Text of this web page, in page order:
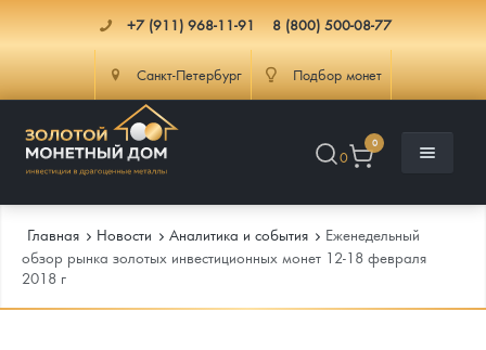
+7 (911) 968-11-91 8 (800) 500-08-77
Санкт-Петербург Подбор монет
0
0
Каталог
Главная Новости Аналитика и события
Еженедельный
обзор рынка золотых инвестиционных монет 12-18 февраля
2018 г